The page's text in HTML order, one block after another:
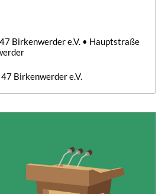
Birkenwerder e.V. • Hauptstraße
Birkenwerder e.V.